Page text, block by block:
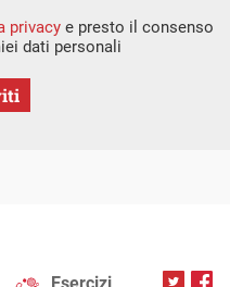
privacy e presto il consenso
dati personali